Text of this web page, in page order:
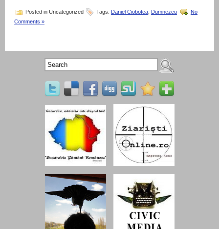
Posted in Uncategorized Tags: Daniel Ciobotea Dumnezeu
No
Comments »